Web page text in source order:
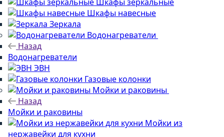
Шкафы навесные
Зеркала
Водонагреватели
Назад
Водонагреватели
ЭВН
Газовые колонки
Мойки и раковины
Назад
Мойки и раковины
Мойки из
нержавейки для кухни